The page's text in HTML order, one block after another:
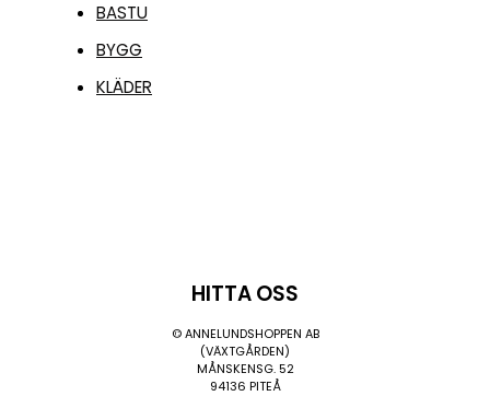
BASTU
BYGG
KLÄDER
HITTA OSS
© ANNELUNDSHOPPEN AB
(VÄXTGÅRDEN)
MÅNSKENSG. 52
94136 PITEÅ